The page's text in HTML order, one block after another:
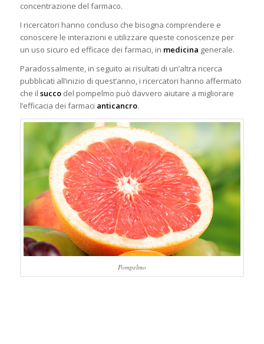
concentrazione del farmaco.
I ricercatori hanno concluso che bisogna comprendere e
conoscere le interazioni e utilizzare queste conoscenze per
un uso sicuro ed efficace dei farmaci, in medicina generale.
Paradossalmente, in seguito ai risultati di un’altra ricerca
pubblicati all’inizio di quest’anno, i ricercatori hanno affermato
che il succodel pompelmo può davvero aiutare a migliorare
l’efficacia dei farmaci anticancro.
Pompelmo